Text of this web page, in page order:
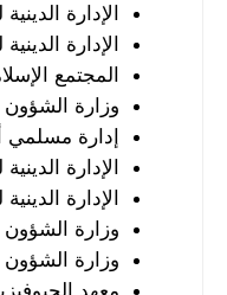
الإدارة
الإدارة
المجتمع
وزارة الشؤون
إدارة مسلمي
الإدارة
الإدارة
وزارة الشؤون
وزارة الشؤون